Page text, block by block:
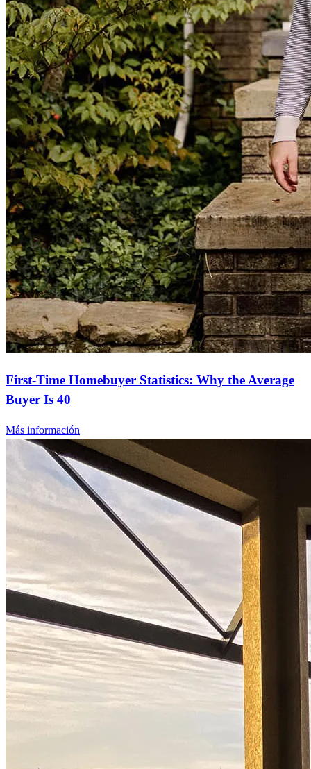
First-Time Homebuyer Statistics: Why the Average
Buyer Is 40
Más información
¿Listo para refinanciar?
Reduzca sus pagos mensuales o acceda a dinero en efectivo con
nuestras opciones de refinanciamiento.
Solicitar ahora